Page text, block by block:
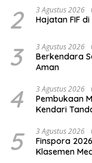
2 3 Agustus 2026
Hajatan FIF
3 3 Agustus 2026
Berkendara
Aman
4 3 Agustus 2026
Pembukaan
Kendari
5 3 Agustus 2026
Finspora
Klasemen